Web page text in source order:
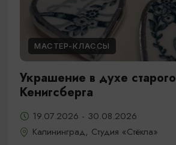
МАСТЕР-КЛАССЫ
Украшение в духе старого
Кенигсберга
19.07.2026 - 30.08.2026
Калининград, Студия «Стёкла»